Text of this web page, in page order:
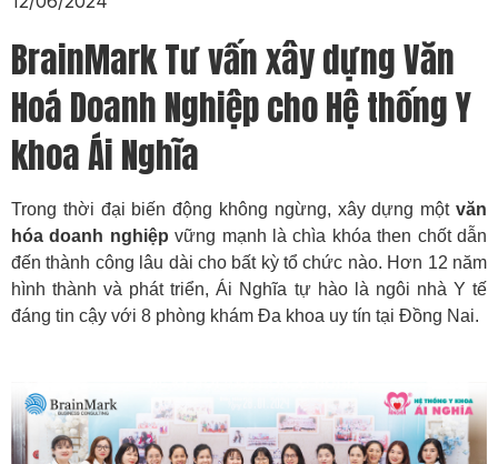
BrainMark Tư vấn xây dựng Văn
Hoá Doanh Nghiệp cho Hệ thống Y
khoa Ái Nghĩa
Trong thời đại biến động không ngừng, xây dựng một văn
hóa doanh nghiệp vững mạnh là chìa khóa then chốt dẫn
đến thành công lâu dài cho bất kỳ tổ chức nào. Hơn 12 năm
hình thành và phát triển, Ái Nghĩa tự hào là ngôi nhà Y tế
đáng tin cậy với 8 phòng khám Đa khoa uy tín tại Đồng Nai.